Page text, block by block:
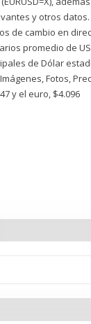
y otros
de cambio en
promedio de
de Dólar
Fotos,
y el euro, $4.096